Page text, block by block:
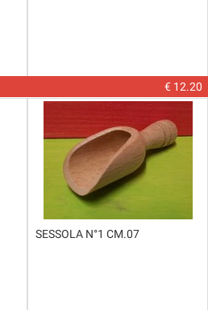
€ 12.20
SESSOLA N°1 CM.07